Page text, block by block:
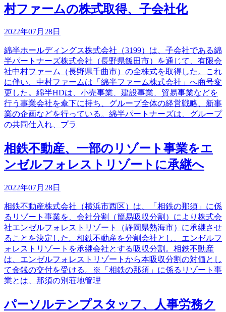
村ファームの株式取得、子会社化
2022年07月28日
綿半ホールディングス株式会社（3199）は、子会社である綿
半パートナーズ株式会社（長野県飯田市）を通じて、有限会
社中村ファーム（長野県千曲市）の全株式を取得した。これ
に伴い、中村ファームは「綿半ファーム株式会社」へ商号変
更した。綿半HDは、小売事業、建設事業、貿易事業などを
行う事業会社を傘下に持ち、グループ全体の経営戦略、新事
業の企画などを行っている。綿半パートナーズは、グループ
の共同仕入れ、プラ
相鉄不動産、一部のリゾート事業をエ
ンゼルフォレストリゾートに承継へ
2022年07月28日
相鉄不動産株式会社（横浜市西区）は、「相鉄の那須」に係
るリゾート事業を、会社分割（簡易吸収分割）により株式会
社エンゼルフォレストリゾート（静岡県熱海市）に承継させ
ることを決定した。相鉄不動産を分割会社とし、エンゼルフ
ォレストリゾートを承継会社とする吸収分割。相鉄不動産
は、エンゼルフォレストリゾートから本吸収分割の対価とし
て金銭の交付を受ける。※「相鉄の那須」に係るリゾート事
業とは、那須の別荘地管理
パーソルテンプスタッフ、人事労務ク